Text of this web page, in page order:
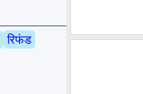
रिफंड